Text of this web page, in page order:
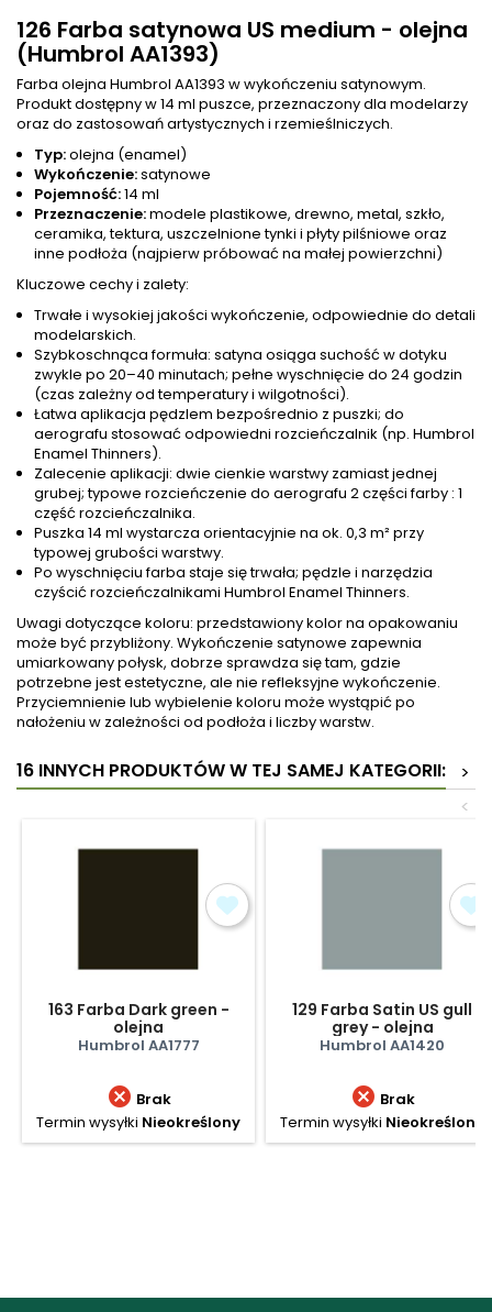
126 Farba satynowa US medium - olejna
(Humbrol AA1393)
Farba olejna Humbrol AA1393 w wykończeniu satynowym.
Produkt dostępny w 14 ml puszce, przeznaczony dla modelarzy
oraz do zastosowań artystycznych i rzemieślniczych.
Typ:olejna (enamel)
Wykończenie:satynowe
Pojemność:14 ml
Przeznaczenie:modele plastikowe, drewno, metal, szkło,
ceramika, tektura, uszczelnione tynki i płyty pilśniowe oraz
inne podłoża (najpierw próbować na małej powierzchni)
Kluczowe cechy i zalety:
Trwałe i wysokiej jakości wykończenie, odpowiednie do detali
modelarskich.
Szybkoschnąca formuła: satyna osiąga suchość w dotyku
zwykle po 20–40 minutach; pełne wyschnięcie do 24 godzin
(czas zależny od temperatury i wilgotności).
Łatwa aplikacja pędzlem bezpośrednio z puszki; do
aerografu stosować odpowiedni rozcieńczalnik (np. Humbrol
Enamel Thinners).
Zalecenie aplikacji: dwie cienkie warstwy zamiast jednej
grubej; typowe rozcieńczenie do aerografu 2 części farby : 1
część rozcieńczalnika.
Puszka 14 ml wystarcza orientacyjnie na ok. 0,3 m² przy
typowej grubości warstwy.
Po wyschnięciu farba staje się trwała; pędzle i narzędzia
czyścić rozcieńczalnikami Humbrol Enamel Thinners.
Uwagi dotyczące koloru: przedstawiony kolor na opakowaniu
może być przybliżony. Wykończenie satynowe zapewnia
umiarkowany połysk, dobrze sprawdza się tam, gdzie
potrzebne jest estetyczne, ale nie refleksyjne wykończenie.
Przyciemnienie lub wybielenie koloru może wystąpić po
nałożeniu w zależności od podłoża i liczby warstw.
16 INNYCH PRODUKTÓW W TEJ SAMEJ KATEGORII:
>
<
163 Farba Dark green -
olejna
Humbrol AA1777
 Brak
Termin wysyłki Nieokreślony
129 Farba Satin US gull
grey - olejna
Humbrol AA1420
 Brak
Termin wysyłki Nieokreślony